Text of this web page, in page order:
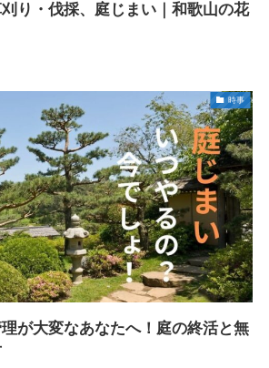
り・伐採、庭じまい｜和歌山の花
時事
が大変なあなたへ！庭の終活と無